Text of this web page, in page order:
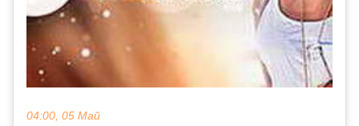
04:00, 05 Май